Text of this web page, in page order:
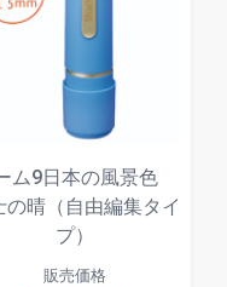
ム9日本の風景色
の晴（自由編集タイ
プ）
販売価格